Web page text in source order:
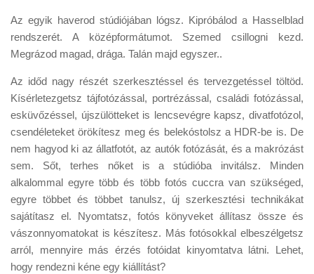
Az egyik haverod stúdiójában lógsz. Kipróbálod a Hasselblad
rendszerét. A középformátumot. Szemed csillogni kezd.
Megrázod magad, drága. Talán majd egyszer..
Az időd nagy részét szerkesztéssel és tervezgetéssel töltöd.
Kísérletezgetsz tájfotózással, portrézással, családi fotózással,
esküvőzéssel, újszülötteket is lencsevégre kapsz, divatfotózol,
csendéleteket örökítesz meg és belekóstolsz a HDR-be is. De
nem hagyod ki az állatfotót, az autók fotózását, és a makrózást
sem. Sőt, terhes nőket is a stúdióba invitálsz. Minden
alkalommal egyre több és több fotós cuccra van szükséged,
egyre többet és többet tanulsz, új szerkesztési technikákat
sajátítasz el. Nyomtatsz, fotós könyveket állítasz össze és
vászonnyomatokat is készítesz. Más fotósokkal elbeszélgetsz
arról, mennyire más érzés fotóidat kinyomtatva látni. Lehet,
hogy rendezni kéne egy kiállítást?